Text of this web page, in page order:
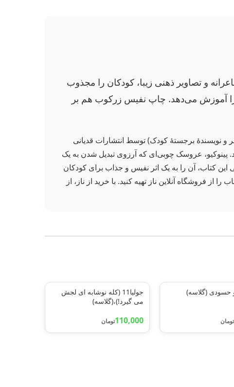
و تصاویر ذهنی زیبا، کودکان را مجذوب
آموزش می‌دهد. چاپ نفیس زرکوب هم بر
و نویسندهٔ برجستهٔ کودک) توسط انتشارات قدیانی
پینوکیو، عروسک چوبی‌ای که آرزوی تبدیل شدن به یک
کتاب، آن را به یک اثر نفیس و جذاب برای کودکان
فروشگاه آنلاین ناز تهیه کنید. با خرید از ناز، از
(گلاسه)
تومان
جولیا11 (کله نوشابه ای لجش
می گیرد!)،(گلاسه)
110,000تومان